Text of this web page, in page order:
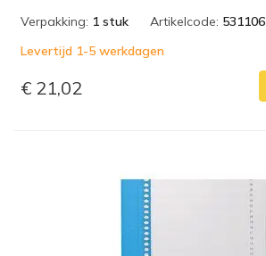
Verpakking: 1 stuk Artikelcode: 531106
Levertijd 1-5 werkdagen
€ 21,02